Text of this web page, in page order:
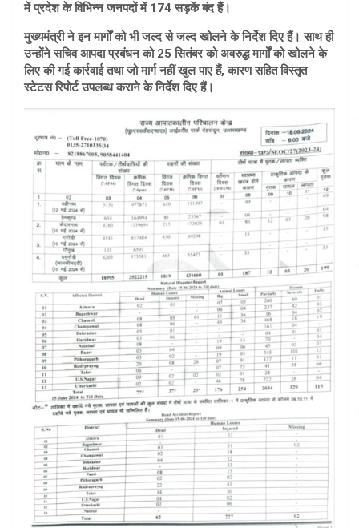
में प्रदेश के विभिन्न जनपदों में 174 सड़कें बंद हैं।
मुख्यमंत्री ने इन मार्गों को भी जल्द से जल्द खोलने के निर्देश दिए हैं। साथ ही
उन्होंने सचिव आपदा प्रबंधन को 25 सितंबर को अवरुद्ध मार्गों को खोलने के
लिए की गई कार्रवाई तथा जो मार्ग नहीं खुल पाए हैं, कारण सहित विस्तृत
स्टेटस रिपोर्ट उपलब्ध कराने के निर्देश दिए हैं।